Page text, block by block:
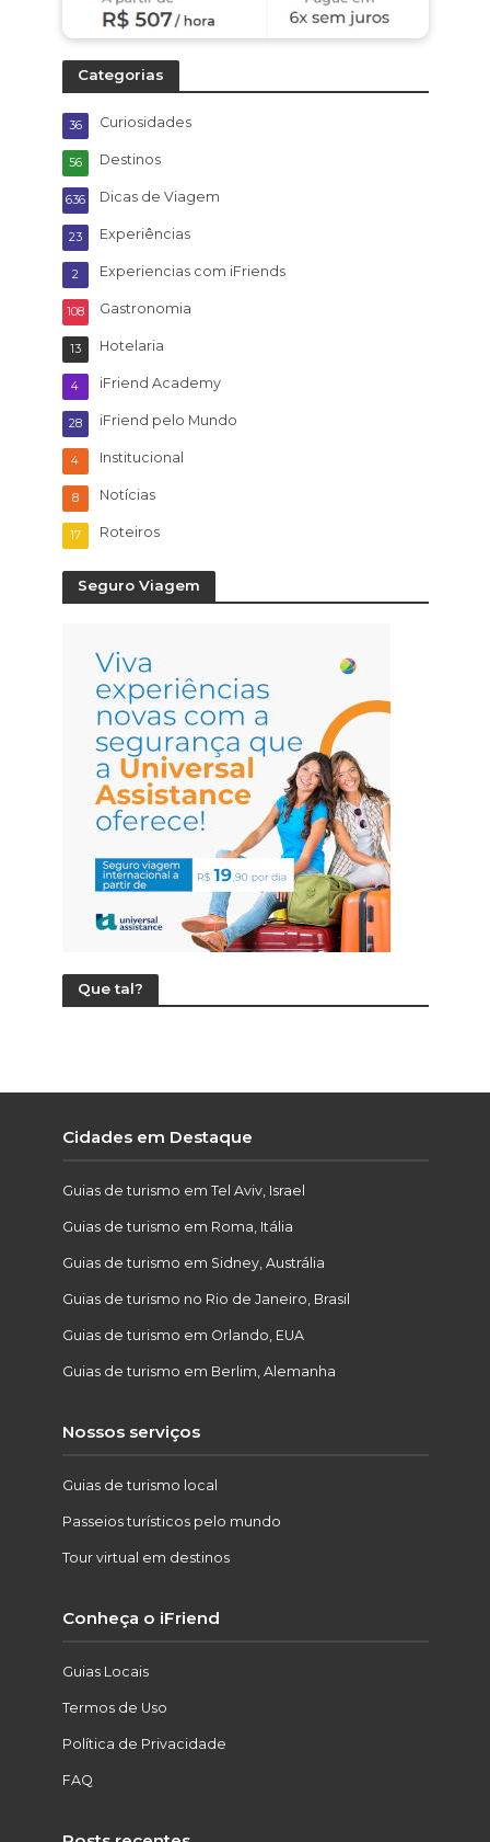
Categorias
Curiosidades
36
Destinos
56
Dicas de Viagem
636
Experiências
23
Experiencias com iFriends
2
Gastronomia
108
Hotelaria
13
iFriend Academy
4
iFriend pelo Mundo
28
Institucional
4
Notícias
8
Roteiros
17
Seguro Viagem
Que tal?
Cidades em Destaque
Guias de turismo em Tel Aviv, Israel
Guias de turismo em Roma, Itália
Guias de turismo em Sidney, Austrália
Guias de turismo no Rio de Janeiro, Brasil
Guias de turismo em Orlando, EUA
Guias de turismo em Berlim, Alemanha
Nossos serviços
Guias de turismo local
Passeios turísticos pelo mundo
Tour virtual em destinos
Conheça o iFriend
Guias Locais
Termos de Uso
Política de Privacidade
FAQ